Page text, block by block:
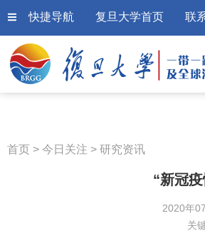
快捷导航 复旦大学首页 联
首页 > 今日关注 > 研究资讯
“新冠
2020年
关